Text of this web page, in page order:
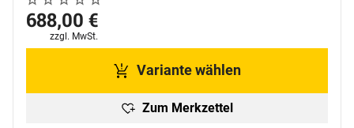
Noch keine Bewertungen abgegeben
0 Bewertungen
688,00 €
Steuerhinweis:
zzgl. MwSt.
Variante wählen
Zum Merkzettel